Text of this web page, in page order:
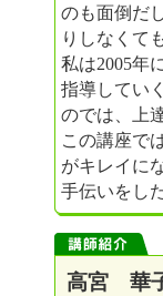
のも面倒だ
りしなくて
私は2005年
指導してい
のでは、上
この講座で
がキレイに
手伝いをし
高宮 華